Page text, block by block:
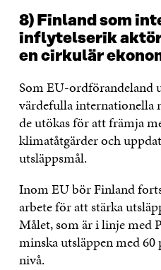
8) Finland som
inflytelserik
en cirkulär
Som EU-ordförandeland
värdefulla internationella
de utökas för att främja
klimatåtgärder och
utsläppsmål.
Inom EU bör Finland
arbete för att stärka
Målet, som är i linje med
minska utsläppen med 60
nivå.